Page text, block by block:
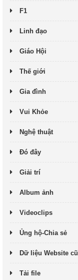
F1
Linh đạo
Giáo Hội
Thế giới
Gia đình
Vui Khỏe
Nghệ thuật
Đó đây
Giải trí
Album ảnh
Videoclips
Ủng hộ-Chia sẻ
Dữ liệu Website cũ
Tải file